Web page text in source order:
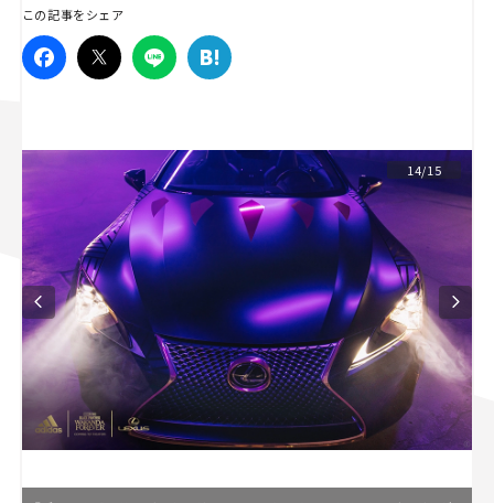
この記事をシェア
14/15
Campaign
人気のハッシュタグ